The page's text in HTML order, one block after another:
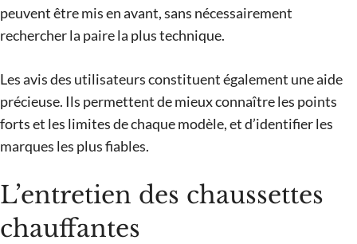
peuvent être mis en avant, sans nécessairement
rechercher la paire la plus technique.
Les avis des utilisateurs constituent également une aide
précieuse. Ils permettent de mieux connaître les points
forts et les limites de chaque modèle, et d’identifier les
marques les plus fiables.
L’entretien des chaussettes
chauffantes